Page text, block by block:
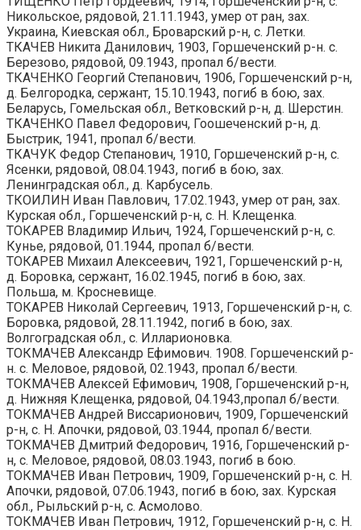
Никольское, рядовой, 21.11.1943, умер от ран, зах.
Украина, Киевская обл., Броварский р-н, с. Летки.
ТКАЧЕВ Никита Данилович, 1903, Горшеченский р-н. с.
Березово, рядовой, 09.1943, пропал б/вести.
ТКАЧЕНКО Георгий Степанович, 1906, Горшеченский р-н,
д. Белгородка, сержант, 15.10.1943, погиб в бою, зах.
Беларусь, Гомельская обл., Ветковский р-н, д. Шерстин.
ТКАЧЕНКО Павел Федорович, Гоошеченский р-н, д.
Быстрик, 1941, пропал б/вести.
ТКАЧУК Федор Степанович, 1910, Горшеченский р-н, с.
Ясенки, рядовой, 08.04.1943, погиб в бою, зах.
Ленинградская обл., д. Карбусель.
ТКОИЛИН Иван Павлович, 17.02.1943, умер от ран, зах.
Курская обл., Горшеченский р-н, с. Н. Клещенка.
ТОКАРЕВ Владимир Ильич, 1924, Горшеченский р-н, с.
Кунье, рядовой, 01.1944, пропал б/вести.
ТОКАРЕВ Михаил Алексеевич, 1921, Горшеченский р-н,
д. Боровка, сержант, 16.02.1945, погиб в бою, зах.
Польша, м. Кросневище.
ТОКАРЕВ Николай Сергеевич, 1913, Горшеченский р-н, с.
Боровка, рядовой, 28.11.1942, погиб в бою, зах.
Волгоградская обл., с. Илларионовка.
ТОКМАЧЕВ Александр Ефимович. 1908. Горшеченский р-
н. с. Меловое, рядовой, 02.1943, пропал б/вести.
ТОКМАЧЕВ Алексей Ефимович, 1908, Горшеченский р-н,
д. Нижняя Клещенка, рядовой, 04.1943,пропал б/вести.
ТОКМАЧЕВ Андрей Виссарионович, 1909, Горшеченский
р-н, с. Н. Апочки, рядовой, 03.1944, пропал б/вести.
ТОКМАЧЕВ Дмитрий Федорович, 1916, Горшеченский р-
н, с. Меловое, рядовой, 08.03.1943, погиб в бою.
ТОКМАЧЕВ Иван Петрович, 1909, Горшеченский р-н, с. Н.
Апочки, рядовой, 07.06.1943, погиб в бою, зах. Курская
обл., Рыльский р-н, с. Асмолово.
ТОКМАЧЕВ Иван Петрович, 1912, Горшеченский р-н, с. Н.